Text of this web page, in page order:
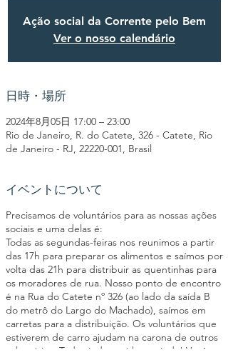
Ação social da Corrente pelo Bem
Ver o nosso calendário
日時・場所
2024年8月05日 17:00 – 23:00
Rio de Janeiro, R. do Catete, 326 - Catete, Rio
de Janeiro - RJ, 22220-001, Brasil
イベントについて
Precisamos de voluntários para as nossas ações
sociais e uma delas é:
Todas as segundas-feiras nos reunimos a partir
das 17h para preparar os alimentos e saímos por
volta das 21h para distribuir as quentinhas para
os moradores de rua. Nosso ponto de encontro
é na Rua do Catete nº 326 (ao lado da saída B
do metrô do Largo do Machado), saímos em
carretas para a distribuição. Os voluntários que
estiverem de carro ajudam na carona de outros
voluntários. Toda ajuda será bem-vinda! Você